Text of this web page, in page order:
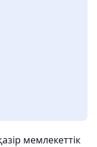
мемлекеттік